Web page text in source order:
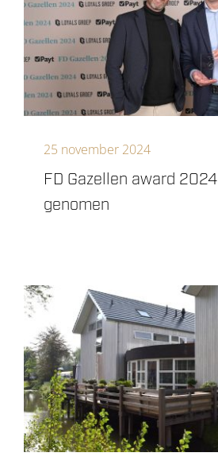
FD Gazellen award
genomen
25 november 2024